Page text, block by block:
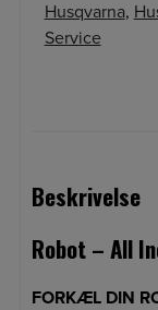
Husqvarna,
Service
Beskrivelse
Robot – All
FORKÆL DIN